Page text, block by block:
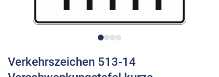
Verkehrszeichen 513-14